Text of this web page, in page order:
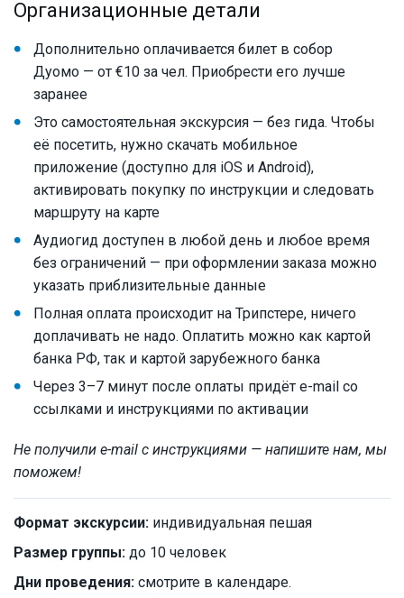
Организационные детали
Дополнительно оплачивается билет в собор
Дуомо — от €10 за чел. Приобрести его лучше
заранее
Это самостоятельная экскурсия — без гида. Чтобы
её посетить, нужно скачать мобильное
приложение (доступно для iOS и Android),
активировать покупку по инструкции и следовать
маршруту на карте
Аудиогид доступен в любой день и любое время
без ограничений — при оформлении заказа можно
указать приблизительные данные
Полная оплата происходит на Трипстере, ничего
доплачивать не надо. Оплатить можно как картой
банка РФ, так и картой зарубежного банка
Через 3–7 минут после оплаты придёт e-mail со
ссылками и инструкциями по активации
Не получили e-mail с инструкциями — напишите нам, мы
поможем!
Формат экскурсии: индивидуальная пешая
Размер группы: до 10 человек
Дни проведения: смотрите в календаре.